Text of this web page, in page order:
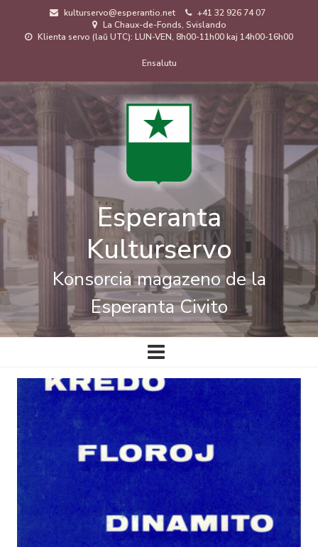
kulturservo@esperantio.net
+41 32 926 74 07
La Chaux-de-Fonds, Svislando
Klienta servo (laŭ UTC): LUN-VEN, 8h00-11h00 kaj 14h00-16h00
de
uzanto
Ensalutu
Esperanta
Kulturservo
Konsorcia magazeno de la
Esperanta Civito
Ĉefa
navigado